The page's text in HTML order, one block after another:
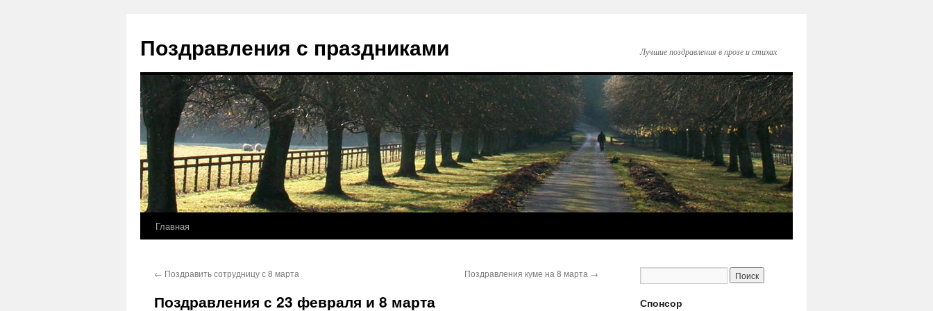
содержимому
Поздравления с праздниками Лучшие поздравления в прозе и стихах
Главная
← Поздравить сотрудницу с 8 марта Поздравления куме на 8 марта →
Поздравления с 23 февраля и 8 марта Спонсор